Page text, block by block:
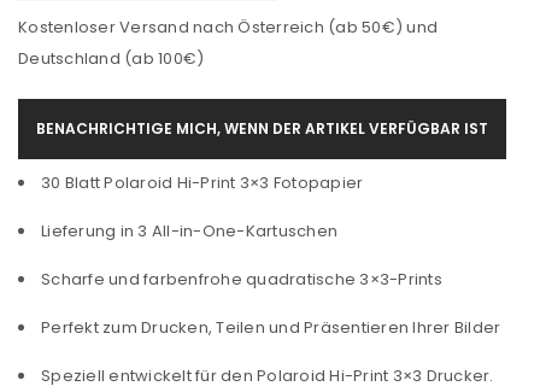
Kostenloser Versand nach Österreich (ab 50€) und
Deutschland (ab 100€)
BENACHRICHTIGE MICH, WENN DER ARTIKEL VERFÜGBAR IST
30 Blatt Polaroid Hi-Print 3×3 Fotopapier
Lieferung in 3 All-in-One-Kartuschen
Scharfe und farbenfrohe quadratische 3×3-Prints
Perfekt zum Drucken, Teilen und Präsentieren Ihrer Bilder
Speziell entwickelt für den Polaroid Hi-Print 3×3 Drucker.